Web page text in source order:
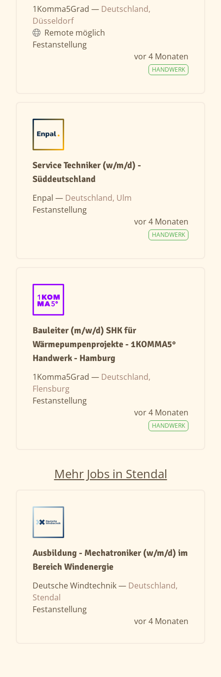
1Komma5Grad — Deutschland,
Düsseldorf
Remote möglich
Festanstellung
vor 4 Monaten
HANDWERK
Service Techniker (w/m/d) -
Süddeutschland
Enpal — Deutschland, Ulm
Festanstellung
vor 4 Monaten
HANDWERK
Bauleiter (m/w/d) SHK für
Wärmepumpenprojekte - 1KOMMA5°
Handwerk - Hamburg
1Komma5Grad — Deutschland,
Flensburg
Festanstellung
vor 4 Monaten
HANDWERK
Mehr Jobs in Stendal
Ausbildung - Mechatroniker (w/m/d) im
Bereich Windenergie
Deutsche Windtechnik — Deutschland,
Stendal
Festanstellung
vor 4 Monaten